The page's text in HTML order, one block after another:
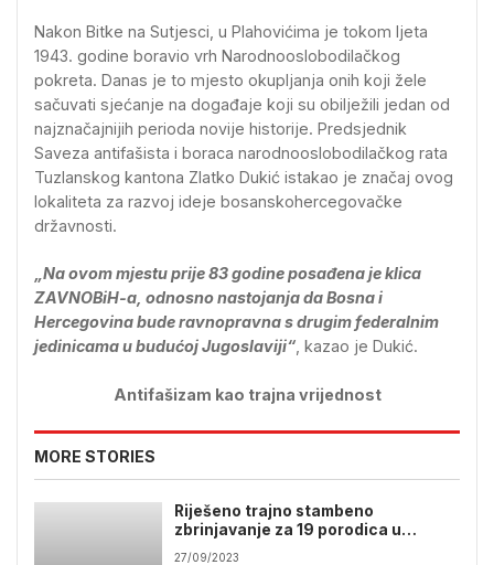
Nakon Bitke na Sutjesci, u Plahovićima je tokom ljeta
1943. godine boravio vrh Narodnooslobodilačkog
pokreta. Danas je to mjesto okupljanja onih koji žele
sačuvati sjećanje na događaje koji su obilježili jedan od
najznačajnijih perioda novije historije. Predsjednik
Saveza antifašista i boraca narodnooslobodilačkog rata
Tuzlanskog kantona Zlatko Dukić istakao je značaj ovog
lokaliteta za razvoj ideje bosanskohercegovačke
državnosti.
„Na ovom mjestu prije 83 godine posađena je klica
ZAVNOBiH-a, odnosno nastojanja da Bosna i
Hercegovina bude ravnopravna s drugim federalnim
jedinicama u budućoj Jugoslaviji“ , kazao je Dukić.
Antifašizam kao trajna vrijednost
MORE STORIES
Riješeno trajno stambeno
zbrinjavanje za 19 porodica u
Kladnju
27/09/2023